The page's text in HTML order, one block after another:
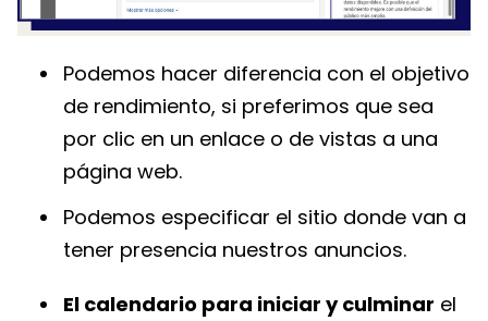
Podemos hacer diferencia con el objetivo
de rendimiento, si preferimos que sea
por clic en un enlace o de vistas a una
página web.
Podemos especificar el sitio donde van a
tener presencia nuestros anuncios.
El calendario para iniciar y culminar el